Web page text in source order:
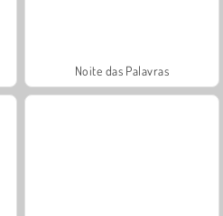
Noite das Palavras